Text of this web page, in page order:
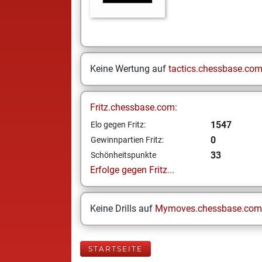
Keine Wertung auf tactics.chessbase.com
Fritz.chessbase.com:
Elo gegen Fritz: 1547
Gewinnpartien Fritz: 0
Schönheitspunkte
33
Erfolge gegen Fritz...
Keine Drills auf Mymoves.chessbase.com
STARTSEITE